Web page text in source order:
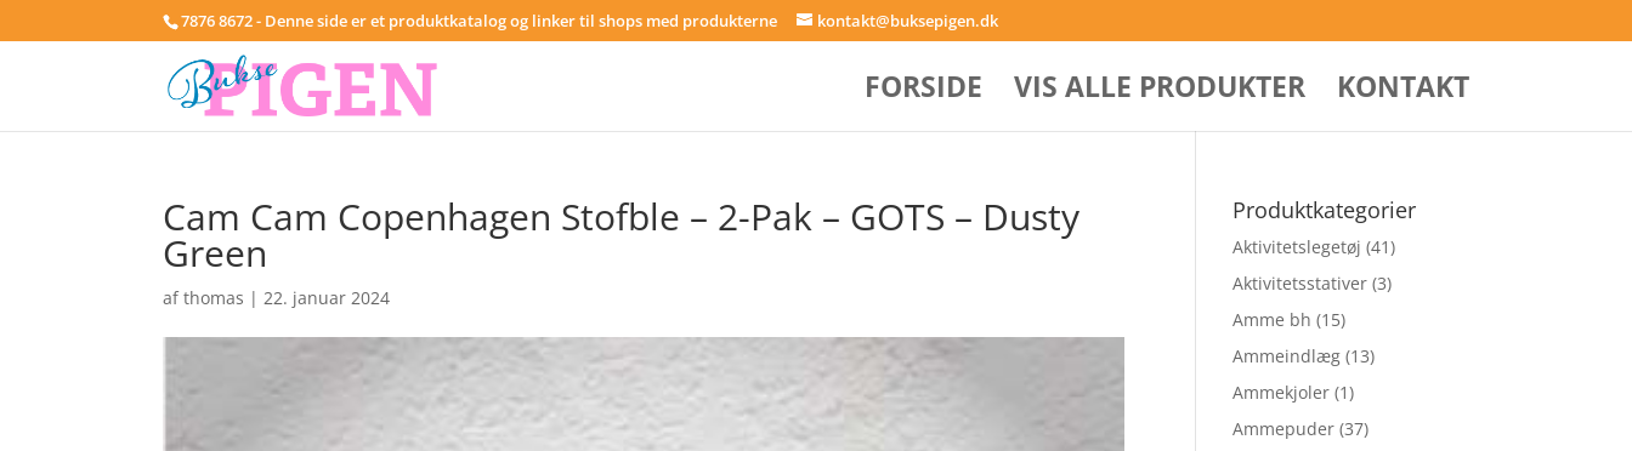
7876 8672 - Denne side er et produktkatalog og linker til shops med produkterne kontakt@buksepigen.dk
FORSIDE VIS ALLE PRODUKTER KONTAKT
Cam Cam Copenhagen Stofble – 2-Pak – GOTS – Dusty
Green
afthomas |22. januar 2024
Produktkategorier
Aktivitetslegetøj (41)
Aktivitetsstativer (3)
Amme bh (15)
Ammeindlæg (13)
Ammekjoler (1)
Ammepuder (37)